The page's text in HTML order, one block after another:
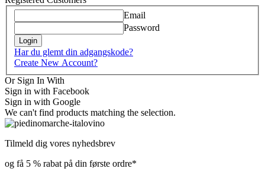
Email
Password
Login
Har du glemt din adgangskode?
Create New Account?
Or Sign In With
Sign in with Facebook
Sign in with Google
We can't find products matching the selection.
Tilmeld dig vores nyhedsbrev
og få 5 % rabat på din første ordre*